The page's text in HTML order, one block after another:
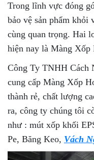
Trong lĩnh vực đóng
bảo vệ sản phẩm khỏi
cùng quan trọng. Hai
hiện nay là Màng Xốp
Công Ty TNHH Cách
cung cấp Màng Xốp
thành rẻ, chất lượng
ra, công ty chúng tôi
như : mút xốp khối
Pe, Băng Keo, Vách